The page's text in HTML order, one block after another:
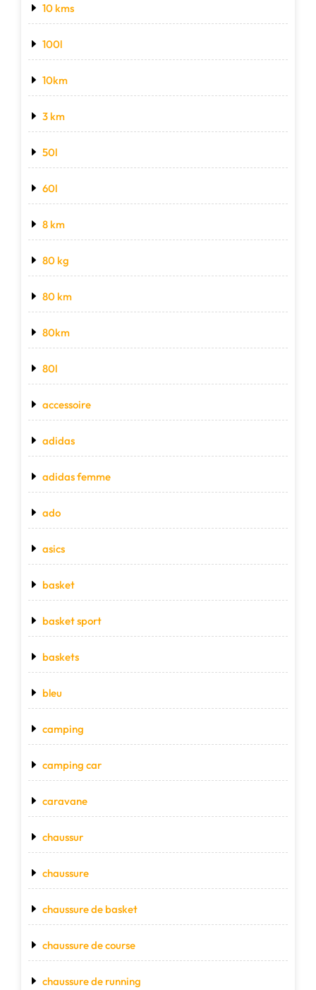
10 kms
100l
10km
3 km
50l
60l
8 km
80 kg
80 km
80km
80l
accessoire
adidas
adidas femme
ado
asics
basket
basket sport
baskets
bleu
camping
camping car
caravane
chaussur
chaussure
chaussure de basket
chaussure de course
chaussure de running